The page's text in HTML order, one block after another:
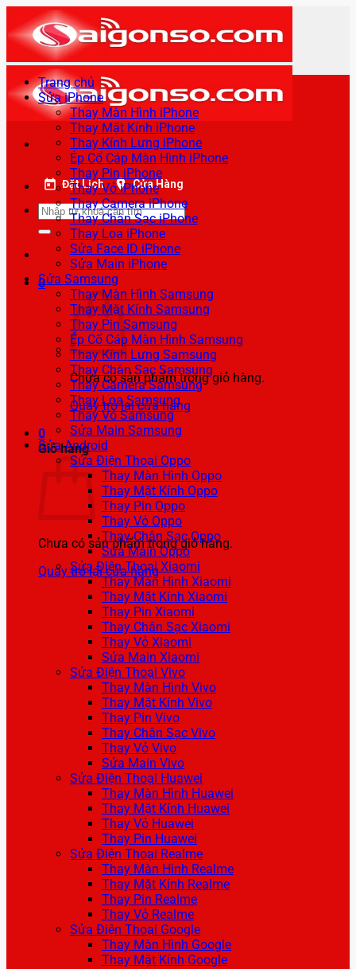
qua
nội
dung
Đặt Lịch Cửa Hàng
Tìm
kiếm:
0
Chưa có sản phẩm trong giỏ hàng.
Quay trở lại cửa hàng
0
Giỏ hàng
Chưa có sản phẩm trong giỏ hàng.
Quay trở lại cửa hàng
Trang chủ
Sửa iPhone
Thay Màn Hình iPhone
Thay Mặt Kính iPhone
Thay Kính Lưng iPhone
Ép Cổ Cáp Màn Hình iPhone
Thay Pin iPhone
Thay Vỏ iPhone
Thay Camera iPhone
Thay Chân Sạc iPhone
Thay Loa iPhone
Sửa Face ID iPhone
Sửa Main iPhone
Sửa Samsung
Thay Màn Hình Samsung
Thay Mặt Kính Samsung
Thay Pin Samsung
Ép Cổ Cáp Màn Hình Samsung
Thay Kính Lưng Samsung
Thay Chân Sạc Samsung
Thay Camera Samsung
Thay Loa Samsung
Thay Vỏ Samsung
Sửa Main Samsung
Sửa Android
Sửa Điện Thoại Oppo
Thay Màn Hình Oppo
Thay Mặt Kính Oppo
Thay Pin Oppo
Thay Vỏ Oppo
Thay Chân Sạc Oppo
Sửa Main Oppo
Sửa Điện Thoại Xiaomi
Thay Màn Hình Xiaomi
Thay Mặt Kính Xiaomi
Thay Pin Xiaomi
Thay Chân Sạc Xiaomi
Thay Vỏ Xiaomi
Sửa Main Xiaomi
Sửa Điện Thoại Vivo
Thay Màn Hình Vivo
Thay Mặt Kính Vivo
Thay Pin Vivo
Thay Chân Sạc Vivo
Thay Vỏ Vivo
Sửa Main Vivo
Sửa Điện Thoại Huawei
Thay Màn Hình Huawei
Thay Mặt Kính Huawei
Thay Vỏ Huawei
Thay Pin Huawei
Sửa Điện Thoại Realme
Thay Màn Hình Realme
Thay Mặt Kính Realme
Thay Pin Realme
Thay Vỏ Realme
Sửa Điện Thoại Google
Thay Màn Hình Google
Thay Mặt Kính Google